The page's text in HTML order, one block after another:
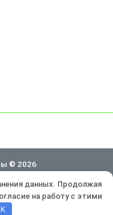
© 2026
данных. Продолжая
на работу с этими